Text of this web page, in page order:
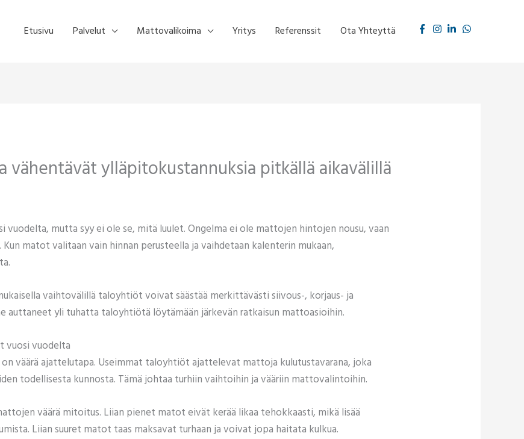
Etusivu Palvelut Mattovalikoima Yritys Referenssit Ota Yhteyttä
ylläpitokustannuksia pitkällä aikavälillä
mutta syy ei ole se, mitä luulet. Ongelma ei ole mattojen hintojen nousu, vaan
matot valitaan vain hinnan perusteella ja vaihdetaan kalenterin mukaan,
vaihtovälillä taloyhtiöt voivat säästää merkittävästi siivous-, korjaus- ja
auttaneet yli tuhatta taloyhtiötä löytämään järkevän ratkaisun mattoasioihin.
vuosi vuodelta
väärä ajattelutapa. Useimmat taloyhtiöt ajattelevat mattoja kulutustavarana, joka
todellisesta kunnosta. Tämä johtaa turhiin vaihtoihin ja vääriin mattovalintoihin.
väärä mitoitus. Liian pienet matot eivät kerää likaa tehokkaasti, mikä lisää
Liian suuret matot taas maksavat turhaan ja voivat jopa haitata kulkua.